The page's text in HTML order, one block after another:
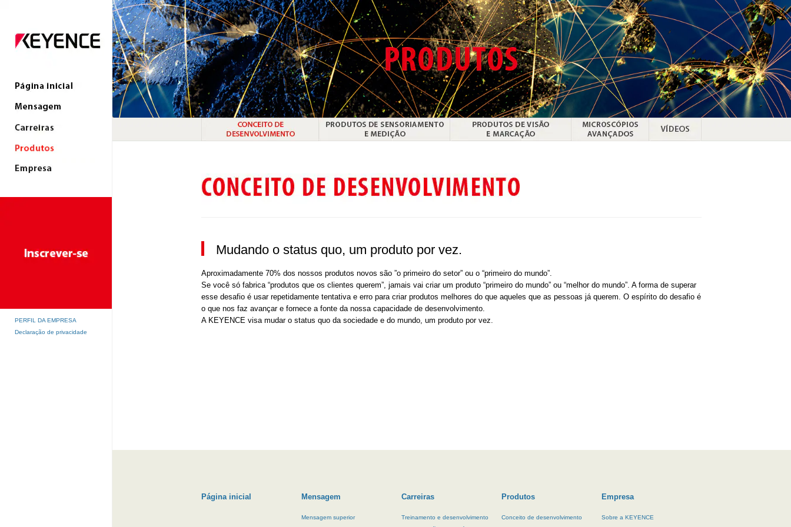
PERFIL DA EMPRESA
Declaração de privacidade
Mudando o status quo, um produto por vez.
Aproximadamente 70% dos nossos produtos novos são ”o primeiro do setor” ou o “primeiro do mundo”.
Se você só fabrica “produtos que os clientes querem”, jamais vai criar um produto “primeiro do mundo” ou “melhor do mundo”. A forma de superar
esse desafio é usar repetidamente tentativa e erro para criar produtos melhores do que aqueles que as pessoas já querem. O espírito do desafio é
o que nos faz avançar e fornece a fonte da nossa capacidade de desenvolvimento.
A KEYENCE visa mudar o status quo da sociedade e do mundo, um produto por vez.
Página inicial Mensagem
Mensagem superior
Carreiras
Treinamento e desenvolvimento
Produtos
Conceito de desenvolvimento
Empresa
Sobre a KEYENCE